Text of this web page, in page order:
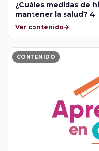
¿Cuáles medidas de
mantener la salud? 4
Ver contenido
CONTENIDO